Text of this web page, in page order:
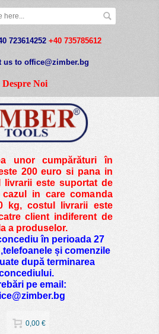
723614252 +40 735785612
us to office@zimber.bg
Despre Noi
unor cumpărături în
200 euro si pana in
livrarii este suportat de
in care comanda
kg, costul livrarii este
client indiferent de
a produselor.
în perioada 27
și comenzile
după terminarea
pe email:
0,00 €